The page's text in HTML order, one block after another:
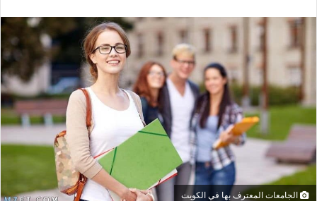
الجامعات المعترف بها في الكويت